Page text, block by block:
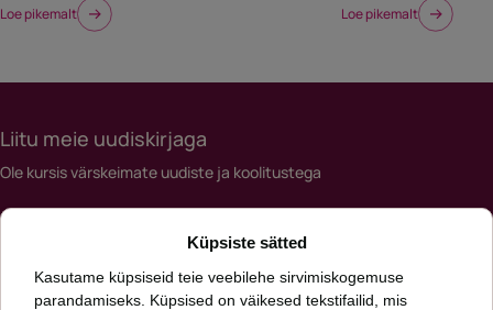
Loe pikemalt Loe pikemalt
Liitu meie uudiskirjaga
Ole kursis värskeimate uudiste ja koolitustega
Küpsiste sätted
Kasutame küpsiseid teie veebilehe sirvimiskogemuse
parandamiseks. Küpsised on väikesed tekstifailid, mis